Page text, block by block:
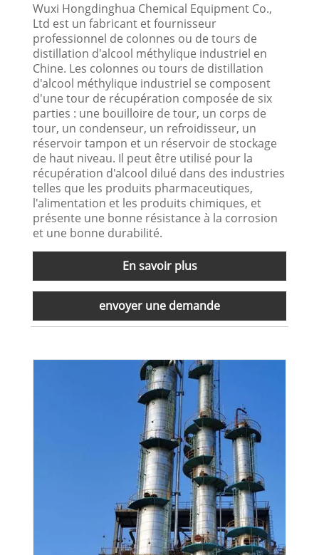
Wuxi Hongdinghua Chemical Equipment Co.,
Ltd est un fabricant et fournisseur
professionnel de colonnes ou de tours de
distillation d'alcool méthylique industriel en
Chine. Les colonnes ou tours de distillation
d'alcool méthylique industriel se composent
d'une tour de récupération composée de six
parties : une bouilloire de tour, un corps de
tour, un condenseur, un refroidisseur, un
réservoir tampon et un réservoir de stockage
de haut niveau. Il peut être utilisé pour la
récupération d'alcool dilué dans des industries
telles que les produits pharmaceutiques,
l'alimentation et les produits chimiques, et
présente une bonne résistance à la corrosion
et une bonne durabilité.
En savoir plus
envoyer une demande